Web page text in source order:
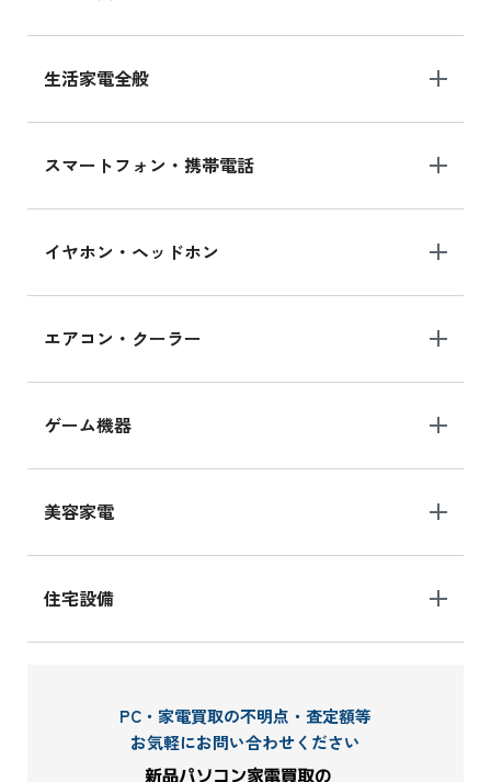
生活家電全般
スマートフォン・携帯電話
イヤホン・ヘッドホン
エアコン・クーラー
ゲーム機器
美容家電
住宅設備
PC・家電買取の不明点・査定額等
お気軽にお問い合わせください